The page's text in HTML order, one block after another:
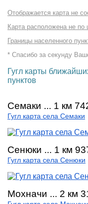
Отображается карта не
Карта расположена не по
Границы населенного
* Спасибо за секунду
Гугл карты
пунктов
Семаки ... 1 км
Гугл карта села Семаки
Сенюки ... 1 км
Гугл карта села Сенюки
Мохначи ... 2 км